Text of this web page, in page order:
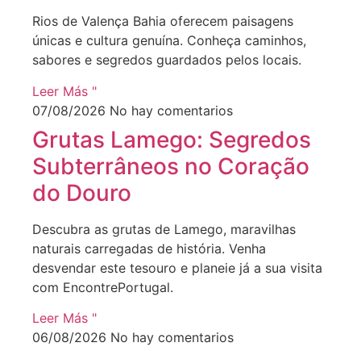
Rios de Valença Bahia oferecem paisagens
únicas e cultura genuína. Conheça caminhos,
sabores e segredos guardados pelos locais.
Leer Más "
07/08/2026 No hay comentarios
Grutas Lamego: Segredos
Subterrâneos no Coração
do Douro
Descubra as grutas de Lamego, maravilhas
naturais carregadas de história. Venha
desvendar este tesouro e planeie já a sua visita
com EncontrePortugal.
Leer Más "
06/08/2026 No hay comentarios